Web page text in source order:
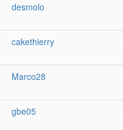
desmolo
cakethierry
Marco28
gbe05